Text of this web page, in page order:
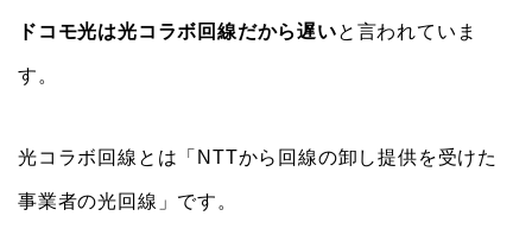
ドコモ光は光コラボ回線だから遅いと言われていま
す。
光コラボ回線とは「NTTから回線の卸し提供を受けた
事業者の光回線」です。